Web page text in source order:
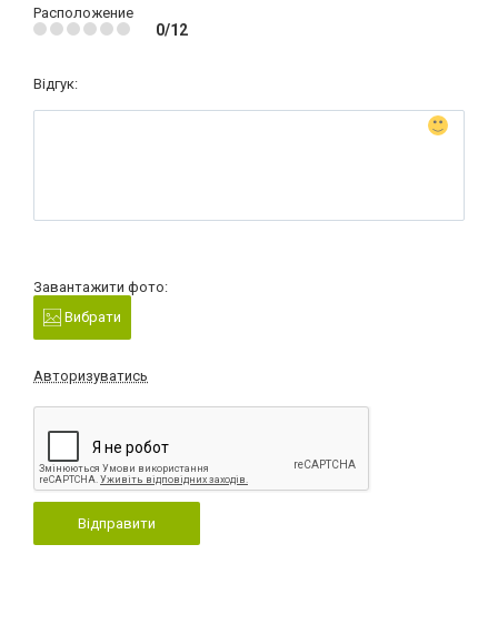
Расположение
0/12
Відгук:
Завантажити фото:
Вибрати
Авторизуватись
Відправити